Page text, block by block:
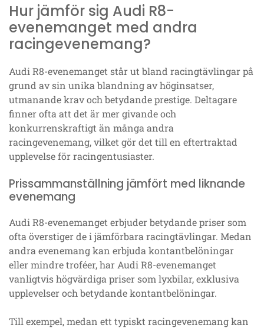
Hur jämför sig Audi R8-
evenemanget med andra
racingevenemang?
Audi R8-evenemanget står ut bland racingtävlingar på
grund av sin unika blandning av höginsatser,
utmanande krav och betydande prestige. Deltagare
finner ofta att det är mer givande och
konkurrenskraftigt än många andra
racingevenemang, vilket gör det till en eftertraktad
upplevelse för racingentusiaster.
Prissammanställning jämfört med liknande
evenemang
Audi R8-evenemanget erbjuder betydande priser som
ofta överstiger de i jämförbara racingtävlingar. Medan
andra evenemang kan erbjuda kontantbelöningar
eller mindre troféer, har Audi R8-evenemanget
vanligtvis högvärdiga priser som lyxbilar, exklusiva
upplevelser och betydande kontantbelöningar.
Till exempel, medan ett typiskt racingevenemang kan